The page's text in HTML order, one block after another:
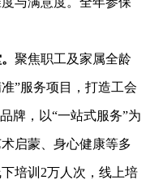
聚焦职工及家属全龄
”服务项目，打造工会
牌，以“一站式服务”为
启蒙、身心健康等多
培训2万人次，线上培